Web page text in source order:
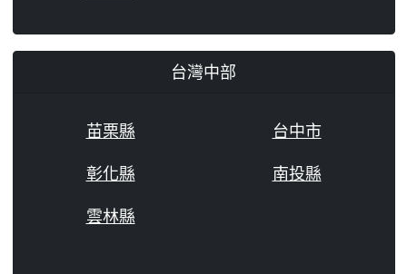
台灣中部
苗栗縣
台中市
彰化縣
南投縣
雲林縣